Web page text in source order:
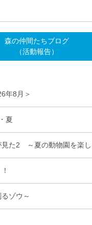
森の仲間たちブログ
（活動報告）
年8月＞
夏
見た2 ～夏の動物園を楽し
ゾウ～